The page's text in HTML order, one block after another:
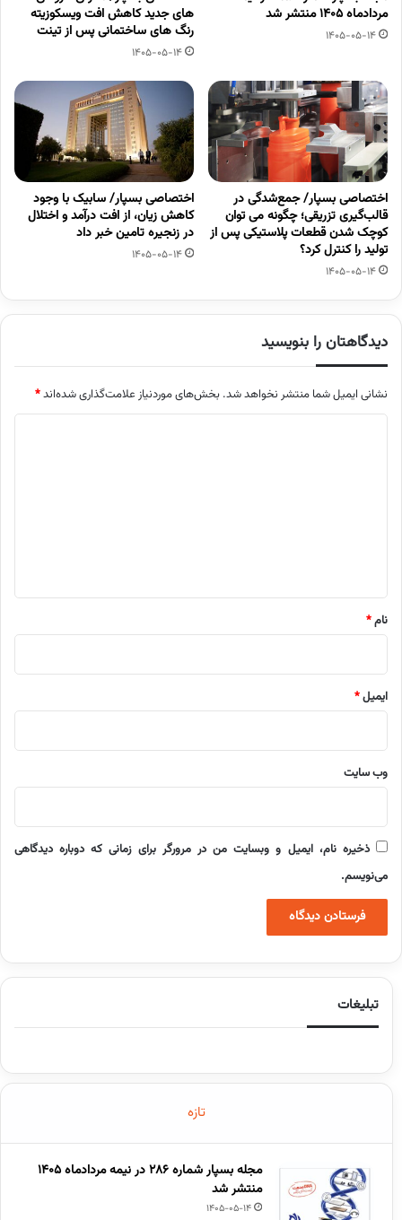
مردادماه 1405 منتشر شد
1405-05-14
های جدید کاهش افت ویسکوزیته
رنگ های ساختمانی پس از تینت
1405-05-14
اختصاصی بسپار/ جمع‌شدگی در
قالب‌گیری تزریقی؛ چگونه می توان
کوچک شدن قطعات پلاستیکی پس از
تولید را کنترل کرد؟
1405-05-14
اختصاصی بسپار/ سابیک با وجود
کاهش زیان، از افت درآمد و اختلال
در زنجیره تامین خبر داد
1405-05-14
دیدگاهتان را بنویسید
نشانی ایمیل شما منتشر نخواهد شد. بخش‌های موردنیاز علامت‌گذاری شده‌اند*
نام*
ایمیل*
وب‌ سایت
ذخیره نام، ایمیل و وبسایت من در مرورگر برای زمانی که دوباره دیدگاهی
می‌نویسم.
تبلیغات
تازه
مجله بسپار شماره 286 در نیمه مردادماه 1405
منتشر شد
1405-05-14